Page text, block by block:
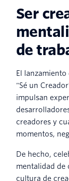
Ser
de
El
"Sé un
impulsan
creadores y
momentos,
De hecho,
mentalidad de
cultura de